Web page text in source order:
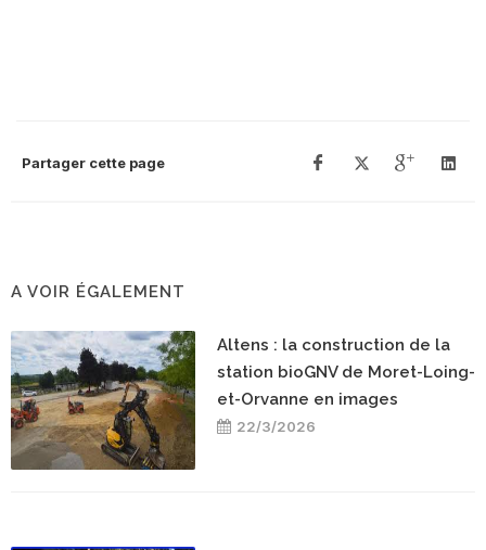
Partager cette page
A VOIR ÉGALEMENT
Altens : la construction de la
station bioGNV de Moret-Loing-
et-Orvanne en images
22/3/2026